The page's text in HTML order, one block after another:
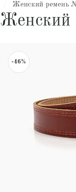
Женский ремень
Женский
-46%